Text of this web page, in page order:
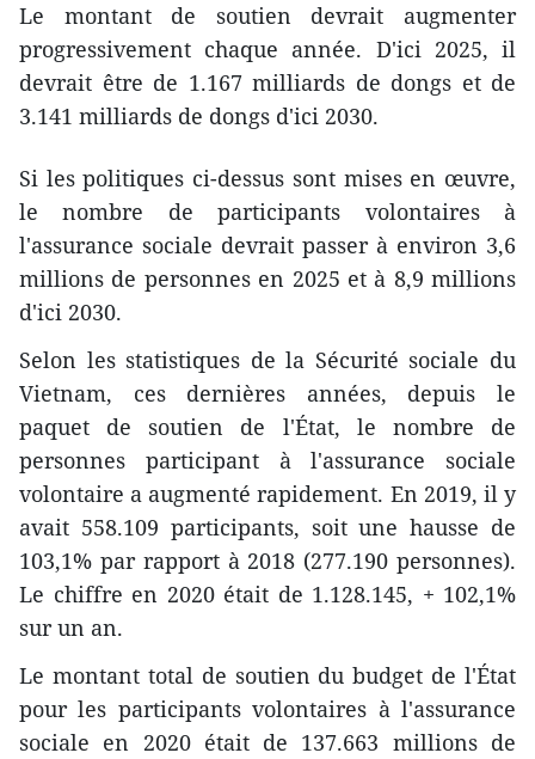
Le montant de soutien devrait augmenter
progressivement chaque année. D'ici 2025, il
devrait être de 1.167 milliards de dongs et de
3.141 milliards de dongs d'ici 2030.
Si les politiques ci-dessus sont mises en œuvre,
le nombre de participants volontaires à
l'assurance sociale devrait passer à environ 3,6
millions de personnes en 2025 et à 8,9 millions
d'ici 2030.
Selon les statistiques de la Sécurité sociale du
Vietnam, ces dernières années, depuis le
paquet de soutien de l'État, le nombre de
personnes participant à l'assurance sociale
volontaire a augmenté rapidement. En 2019, il y
avait 558.109 participants, soit une hausse de
103,1% par rapport à 2018 (277.190 personnes).
Le chiffre en 2020 était de 1.128.145, + 102,1%
sur un an.
Le montant total de soutien du budget de l'État
pour les participants volontaires à l'assurance
sociale en 2020 était de 137.663 millions de